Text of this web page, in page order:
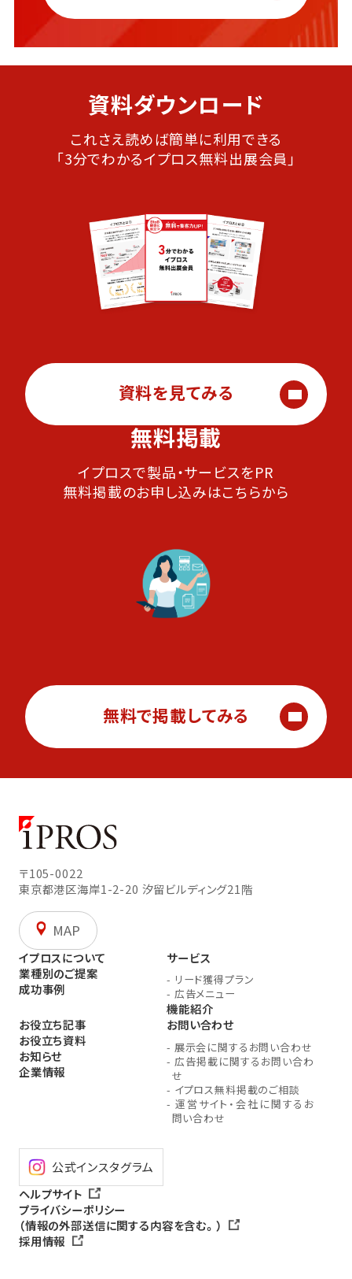
資料ダウンロード
これさえ読めば簡単に利用できる
「3分でわかるイプロス無料出展会員」
資料を見てみる
無料掲載
イプロスで製品・サービスをPR
無料掲載のお申し込みはこちらから
無料で掲載してみる
〒105-0022
東京都港区海岸1-2-20 汐留ビルディング21階
MAP
イプロスについて
業種別のご提案
成功事例
サービス
- リード獲得プラン
- 広告メニュー
機能紹介
お役立ち記事
お役立ち資料
お知らせ
企業情報
お問い合わせ
- 展示会に関するお問い合わせ
- 広告掲載に関するお問い合わ
せ
- イプロス無料掲載のご相談
- 運営サイト・会社に関するお
問い合わせ
公式インスタグラム
ヘルプサイト
プライバシーポリシー
（情報の外部送信に関する内容を含む。）
採用情報